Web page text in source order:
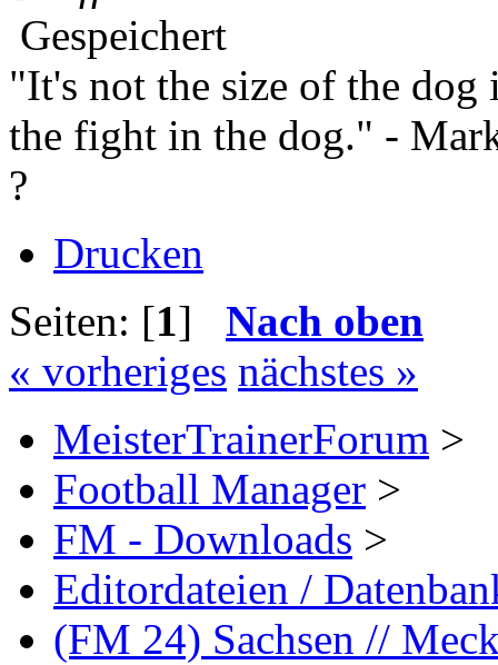
Gespeichert
"It's not the size of the
the fight in the dog." -
?
Drucken
Seiten: [1] Nach oben
« vorheriges nächstes »
MeisterTrainerForum >
Football Manager >
FM - Downloads >
Editordateien /
(FM 24) Sachsen //